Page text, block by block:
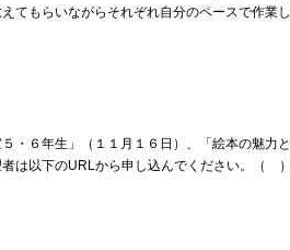
てもらいながらそれぞれ自分のペースで作業し
・６年生」（１１月１６日）、「絵本の魅力と
は以下のURLから申し込んでください。（ ）